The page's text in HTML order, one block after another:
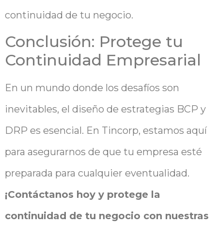
continuidad de tu negocio.
Conclusión: Protege tu
Continuidad Empresarial
En un mundo donde los desafíos son
inevitables, el diseño de estrategias BCP y
DRP es esencial. En Tincorp, estamos aquí
para asegurarnos de que tu empresa esté
preparada para cualquier eventualidad.
¡Contáctanos hoy y protege la
continuidad de tu negocio con nuestras